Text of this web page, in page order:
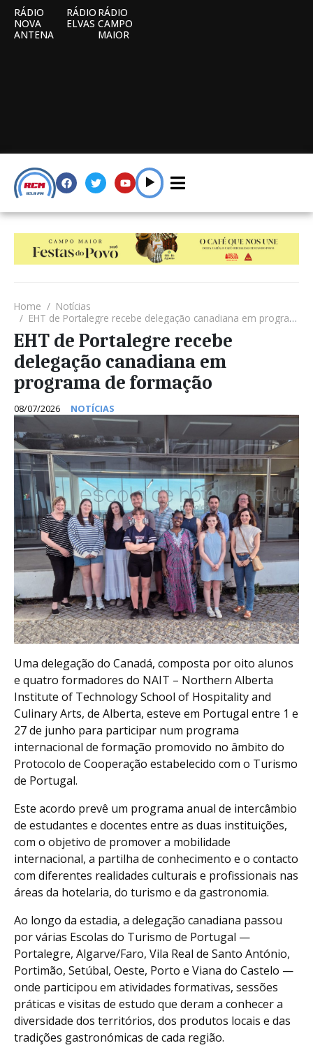
RÁDIO
NOVA
ANTENA
RÁDIO
ELVAS
RÁDIO
CAMPO
MAIOR
Home
Notícias
EHT de Portalegre recebe delegação canadiana em programa de formação
EHT de Portalegre recebe
delegação canadiana em
programa de formação
08/07/2026 NOTÍCIAS
Uma delegação do Canadá, composta por oito alunos
e quatro formadores do NAIT – Northern Alberta
Institute of Technology School of Hospitality and
Culinary Arts, de Alberta, esteve em Portugal entre 1 e
27 de junho para participar num programa
internacional de formação promovido no âmbito do
Protocolo de Cooperação estabelecido com o Turismo
de Portugal.
Este acordo prevê um programa anual de intercâmbio
de estudantes e docentes entre as duas instituições,
com o objetivo de promover a mobilidade
internacional, a partilha de conhecimento e o contacto
com diferentes realidades culturais e profissionais nas
áreas da hotelaria, do turismo e da gastronomia.
Ao longo da estadia, a delegação canadiana passou
por várias Escolas do Turismo de Portugal —
Portalegre, Algarve/Faro, Vila Real de Santo António,
Portimão, Setúbal, Oeste, Porto e Viana do Castelo —
onde participou em atividades formativas, sessões
práticas e visitas de estudo que deram a conhecer a
diversidade dos territórios, dos produtos locais e das
tradições gastronómicas de cada região.